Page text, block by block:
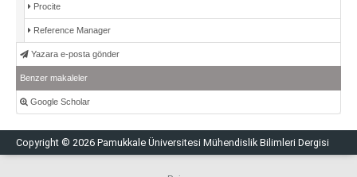
Procite
Reference Manager
Yazara e-posta gönder
Benzer makaleler
Google Scholar
Copyright © 2026 Pamukkale Üniversitesi Mühendislik Bilimleri Dergisi